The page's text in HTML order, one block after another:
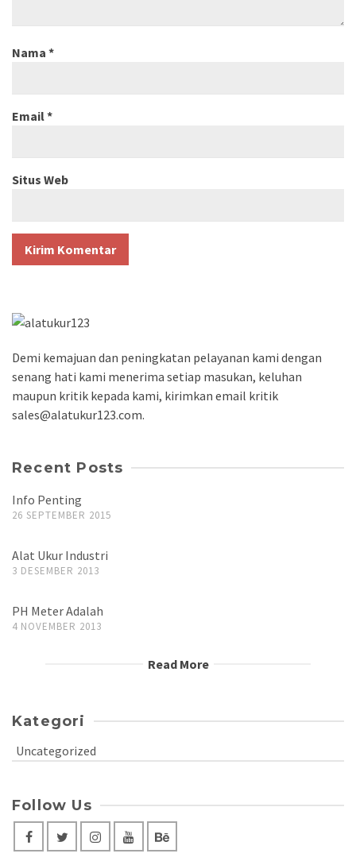
Nama *
Email*
Situs Web
Demi kemajuan dan peningkatan pelayanan kami dengan
senang hati kami menerima setiap masukan, keluhan
maupun kritik kepada kami, kirimkan email kritik
sales@alatukur123.com.
Recent Posts
Info Penting
26 SEPTEMBER 2015
Alat Ukur Industri
3 DESEMBER 2013
PH Meter Adalah
4 NOVEMBER 2013
Read More
Kategori
Uncategorized
Follow Us